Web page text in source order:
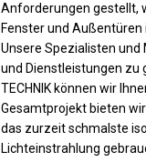
Anforderungen gestellt,
Fenster und
Unsere Spezialisten
und Dienstleistungen zu
TECHNIK können wir
Gesamtprojekt bieten
das zurzeit schmalste
Lichteinstrahlung